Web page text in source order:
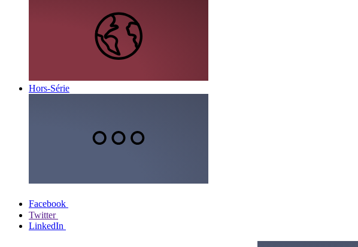
Hors-Série
Facebook
Twitter
LinkedIn